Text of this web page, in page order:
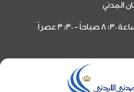
المدني
عصراً